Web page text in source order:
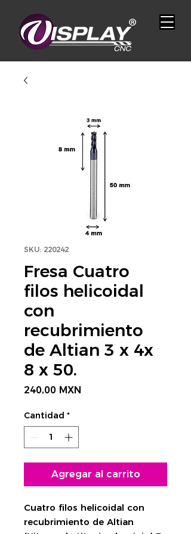
SKU: 220242
Fresa Cuatro
filos helicoidal
con
recubrimiento
de Altian 3 x 4x
8 x 50.
240,00 MXN
Cantidad *
Agregar al carrito
Cuatro filos helicoidal con
recubrimiento de Altian